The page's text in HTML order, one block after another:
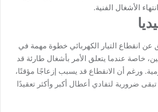
الأشغال الفنية.
عن انقطاع التيار الكهربائي خطوة مهمة في
خاصة عندما يتعلق الأمر بأشغال طارئة قد
ورغم أن الانقطاع قد يسبب إزعاجًا مؤقتًا،
تبقى ضرورية لتفادي أعطال أكبر وأكثر تعقيدًا